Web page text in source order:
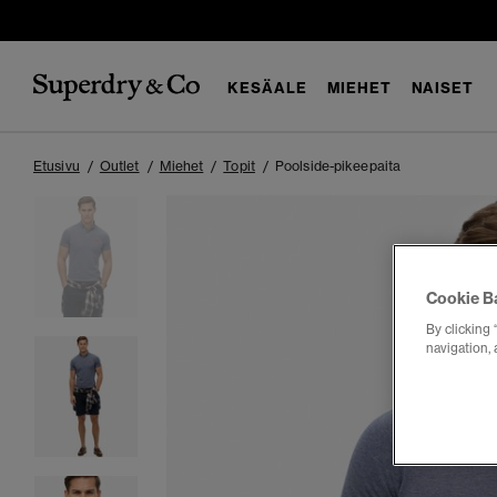
KESÄALE MIEHET NAISET
Etusivu Outlet Miehet Topit Poolside-pikeepaita
Cookie
By clicking
navigation,